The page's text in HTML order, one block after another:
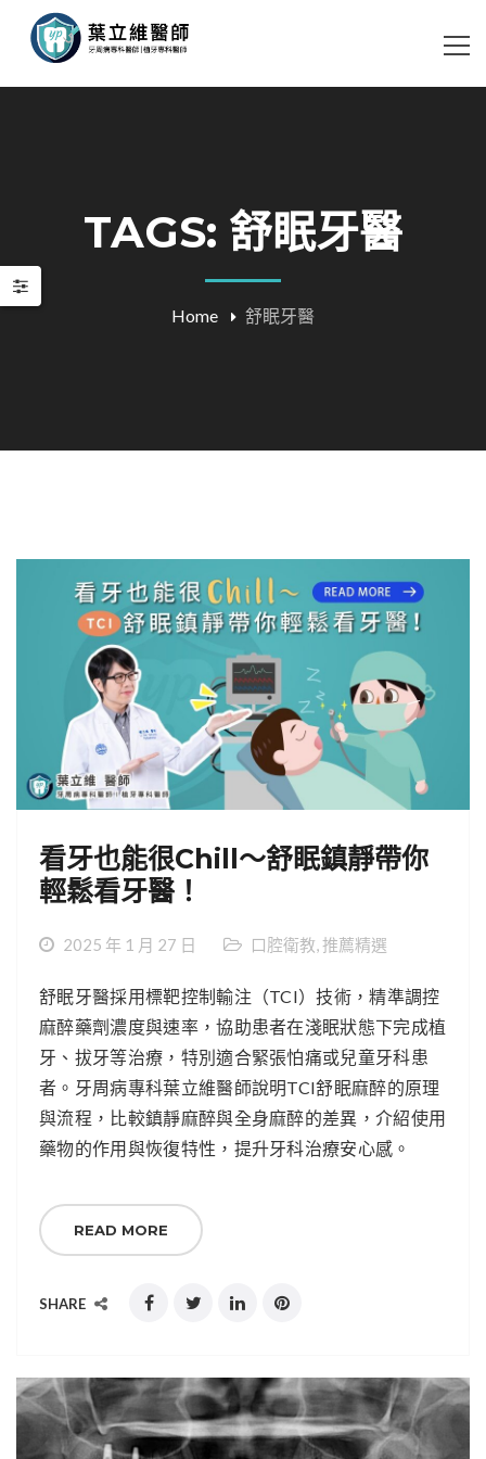
TAGS: 舒眠牙醫
Home 舒眠牙醫
看牙也能很Chill～舒眠鎮靜帶你
輕鬆看牙醫！
2025 年 1 月 27 日 口腔衛教,推薦精選
舒眠牙醫採用標靶控制輸注（TCI）技術，精準調控
麻醉藥劑濃度與速率，協助患者在淺眠狀態下完成植
牙、拔牙等治療，特別適合緊張怕痛或兒童牙科患
者。牙周病專科葉立維醫師說明TCI舒眠麻醉的原理
與流程，比較鎮靜麻醉與全身麻醉的差異，介紹使用
藥物的作用與恢復特性，提升牙科治療安心感。
READ MORE
SHARE